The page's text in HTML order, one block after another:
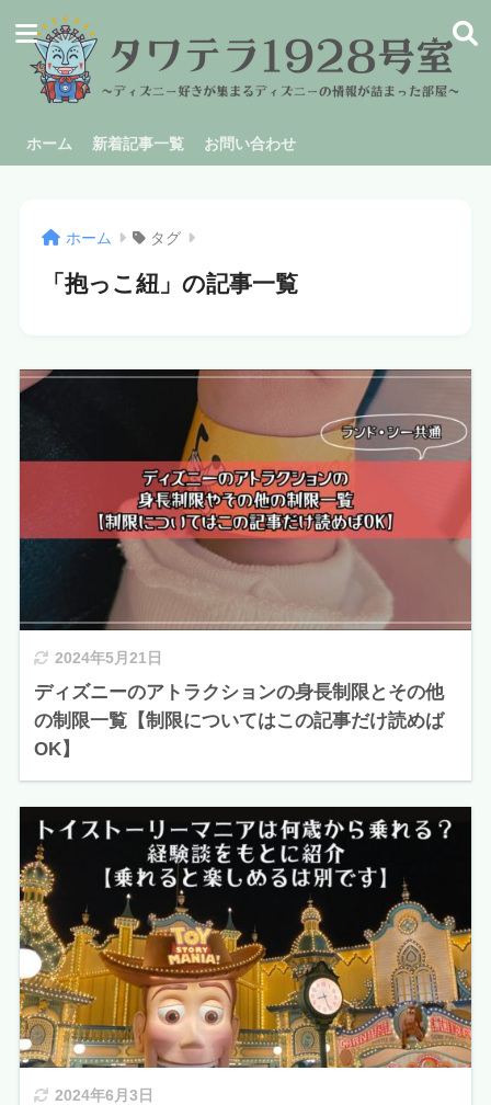
ホーム 新着記事一覧 お問い合わせ
ホーム タグ
「抱っこ紐」の記事一覧
2024年5月21日
ディズニーのアトラクションの身長制限とその他
の制限一覧【制限についてはこの記事だけ読めば
OK】
2024年6月3日